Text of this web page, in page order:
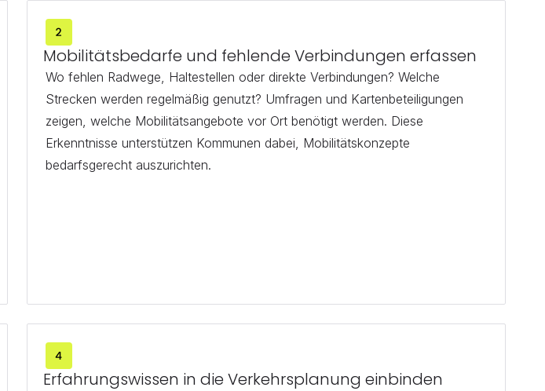
Mobilitätsbedarfe und fehlende Verbindungen erfassen
Wo fehlen Radwege, Haltestellen oder direkte Verbindungen? Welche
Strecken werden regelmäßig genutzt? Umfragen und Kartenbeteiligungen
zeigen, welche Mobilitätsangebote vor Ort benötigt werden. Diese
Erkenntnisse unterstützen Kommunen dabei, Mobilitätskonzepte
bedarfsgerecht auszurichten.
Erfahrungswissen in die Verkehrsplanung einbinden